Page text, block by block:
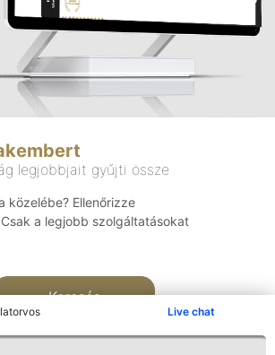
Live chat
legjobbjait gyűjti össze
közelébe? Ellenőrizze
a legjobb szolgáltatásokat
Keresés